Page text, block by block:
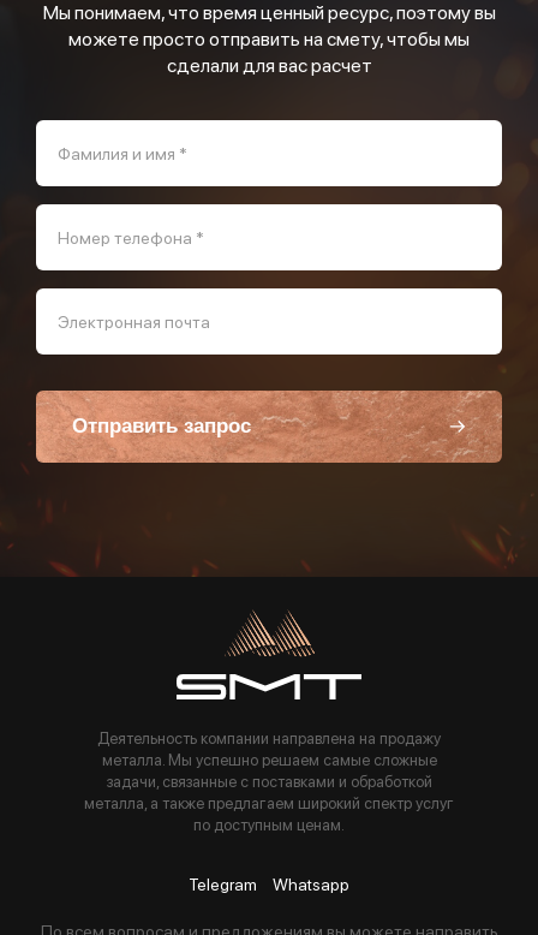
Мы понимаем, что время ценный ресурс, поэтому вы
можете просто отправить на смету, чтобы мы
сделали для вас расчет
Фамилия и имя *
Номер телефона *
Электронная почта
Отправить запрос
Пользуясь данной формой вы соглашаетесь с политикой компании
Деятельность компании направлена на продажу
металла. Мы успешно решаем самые сложные
задачи, связанные с поставками и обработкой
металла, а также предлагаем широкий спектр услуг
по доступным ценам.
Telegram Whatsapp